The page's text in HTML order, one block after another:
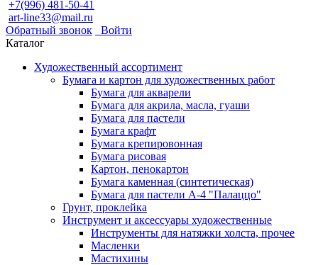
+7(996) 481-50-41
art-line33@mail.ru
Обратный звонок
Войти
Каталог
Художественный ассортимент
Бумага и картон для художественных работ
Бумага для акварели
Бумага для акрила, масла, гуаши
Бумага для пастели
Бумага крафт
Бумага крепировонная
Бумага рисовая
Картон, пенокартон
Бумага каменная (синтетическая)
Бумага для пастели А-4 "Палаццо"
Грунт, проклейка
Инструмент и аксессуары художественные
Инструменты для натяжки холста, прочее
Масленки
Мастихины